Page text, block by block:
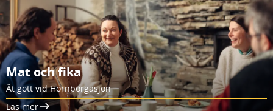
Mat och fika
Ät gott vid Hornborgasjön
Läs mer